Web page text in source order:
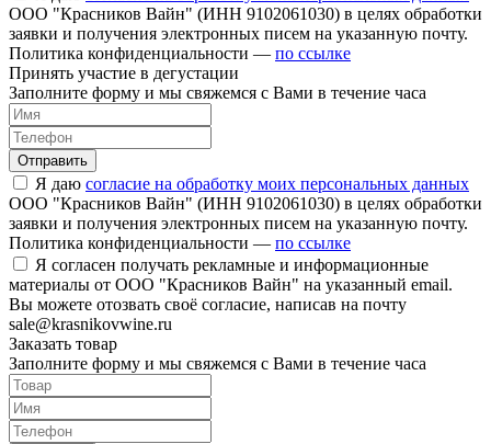
ООО "Красников Вайн" (ИНН 9102061030) в целях обработки
заявки и получения электронных писем на указанную почту.
Политика конфиденциальности — по ссылке
Принять участие в дегустации
Заполните форму и мы свяжемся с Вами в течение часа
Отправить
Я даю согласие на обработку моих персональных данных
ООО "Красников Вайн" (ИНН 9102061030) в целях обработки
заявки и получения электронных писем на указанную почту.
Политика конфиденциальности — по ссылке
Я согласен получать рекламные и информационные
материалы от ООО "Красников Вайн" на указанный email.
Вы можете отозвать своё согласие, написав на почту
sale@krasnikovwine.ru
Заказать товар
Заполните форму и мы свяжемся с Вами в течение часа